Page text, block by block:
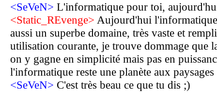
<SeVeN> L'informatique pour toi,
<Static_REvenge> Aujourd'hui
aussi un superbe domaine, très vaste et
utilisation courante, je trouve dommage
on y gagne en simplicité mais pas en
l'informatique reste une planète aux
<SeVeN> C'est très beau ce que tu dis ;)